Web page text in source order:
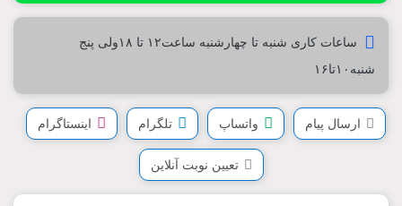
ساعات کاری شنبه تا چهارشنبه ساعت۱۲ تا ۱۸ولی پنج
شنبه۱۰تا۱۶
ارسال پیام واتساپ تلگرام اینستاگرام
تعیین نوبت آنلاین